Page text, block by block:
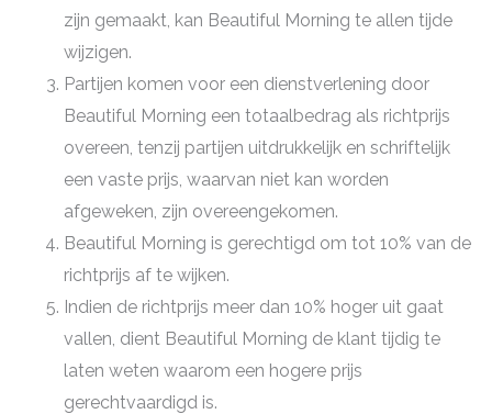
zijn gemaakt, kan Beautiful Morning te allen tijde
wijzigen.
Partijen komen voor een dienstverlening door
Beautiful Morning een totaalbedrag als richtprijs
overeen, tenzij partijen uitdrukkelijk en schriftelijk
een vaste prijs, waarvan niet kan worden
afgeweken, zijn overeengekomen.
Beautiful Morning is gerechtigd om tot 10% van de
richtprijs af te wijken.
Indien de richtprijs meer dan 10% hoger uit gaat
vallen, dient Beautiful Morning de klant tijdig te
laten weten waarom een hogere prijs
gerechtvaardigd is.